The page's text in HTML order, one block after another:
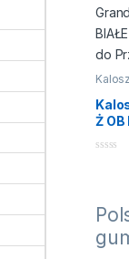
Ż OB